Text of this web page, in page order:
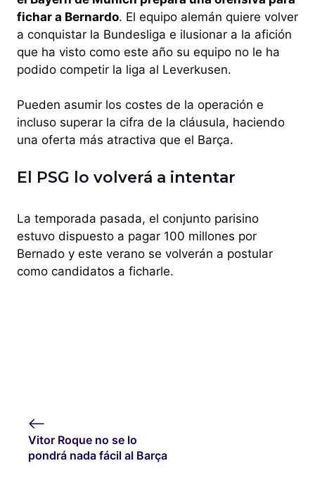
fichar a Bernardo. El equipo alemán quiere volver
a conquistar la Bundesliga e ilusionar a la afición
que ha visto como este año su equipo no le ha
podido competir la liga al Leverkusen.
Pueden asumir los costes de la operación e
incluso superar la cifra de la cláusula, haciendo
una oferta más atractiva que el Barça.
El PSG lo volverá a intentar
La temporada pasada, el conjunto parisino
estuvo dispuesto a pagar 100 millones por
Bernado y este verano se volverán a postular
como candidatos a ficharle.
Vitor Roque no se lo
pondrá nada fácil al Barça